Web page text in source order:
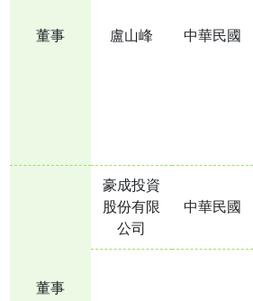
董事 盧山峰 中華民國
董事
豪成投資
股份有限
公司
中華民國